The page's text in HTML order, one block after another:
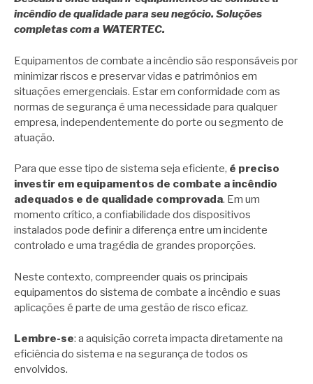
incêndio de qualidade para seu negócio. Soluções
completas com a WATERTEC.
Equipamentos de combate a incêndio são responsáveis por
minimizar riscos e preservar vidas e patrimônios em
situações emergenciais. Estar em conformidade com as
normas de segurança é uma necessidade para qualquer
empresa, independentemente do porte ou segmento de
atuação.
Para que esse tipo de sistema seja eficiente, é preciso
investir em equipamentos de combate a incêndio
adequados e de qualidade comprovada. Em um
momento crítico, a confiabilidade dos dispositivos
instalados pode definir a diferença entre um incidente
controlado e uma tragédia de grandes proporções.
Neste contexto, compreender quais os principais
equipamentos do sistema de combate a incêndio e suas
aplicações é parte de uma gestão de risco eficaz.
Lembre-se: a aquisição correta impacta diretamente na
eficiência do sistema e na segurança de todos os
envolvidos.